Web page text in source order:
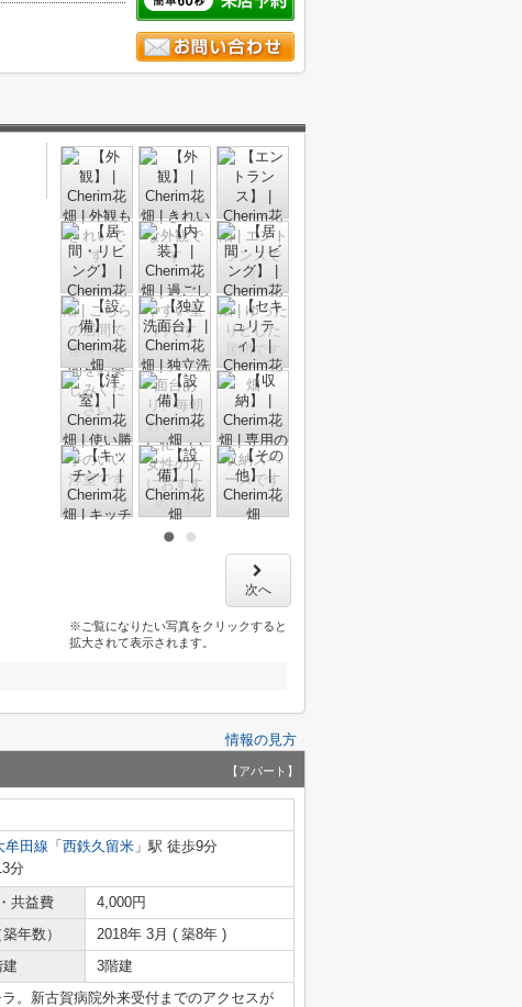
次へ
※ご覧になりたい写真をクリックすると
拡大されて表示されます。
情報の見方
【アパート】
牟田線 「 西鉄久留米 」駅 徒歩9分
分
共益費
4,000円
年数）
2018年 3月 ( 築8年 )
建 3階建
。新古賀病院外来受付までのアクセスが